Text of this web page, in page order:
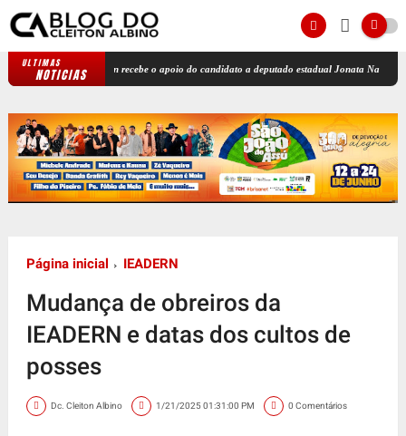
ULTIMAS
NOTICIAS
Carla Dickson recebe o apoio do candidato a deputado estadual Jonata Nascimento
Página inicial IEADERN
Mudança de obreiros da
IEADERN e datas dos cultos de
posses
Dc. Cleiton Albino 1/21/2025 01:31:00 PM 0 Comentários